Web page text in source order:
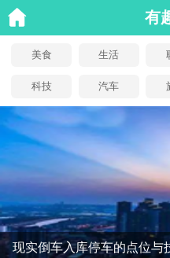
有
美食 生活
科技 汽车
现实倒车入库停车的点位与